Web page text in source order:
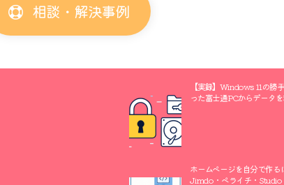
相談・解決事例
【実録】Windows 11の
った富士通PCからデータ
ホームページを自分で作
Jimdo・ペライチ・